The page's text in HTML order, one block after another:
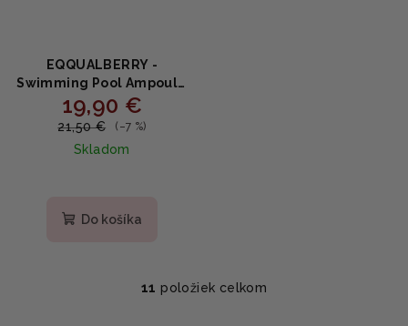
EQQUALBERRY -
Swimming Pool Ampoule
- Hydratačné a
upokojujúce sérum 50ml
19,90 €
21,50 € (–7 %)
Skladom
Do košíka
O
11 položiek celkom